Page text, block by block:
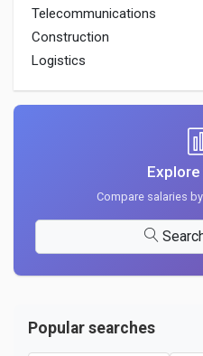
Telecommunications
Construction
Logistics
Compare salaries
Popular searches